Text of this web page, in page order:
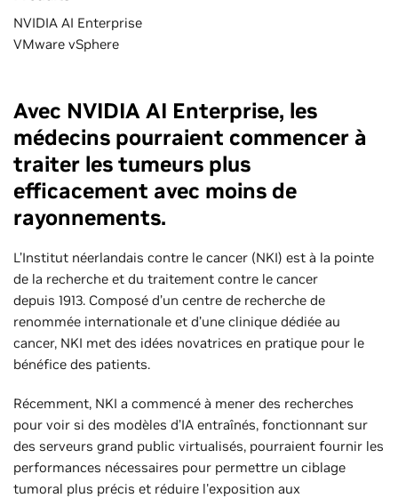
NVIDIA AI Enterprise
VMware vSphere
Avec NVIDIA AI Enterprise, les
médecins pourraient commencer à
traiter les tumeurs plus
efficacement avec moins de
rayonnements.
L’Institut néerlandais contre le cancer (NKI) est à la pointe
de la recherche et du traitement contre le cancer
depuis 1913. Composé d’un centre de recherche de
renommée internationale et d’une clinique dédiée au
cancer, NKI met des idées novatrices en pratique pour le
bénéfice des patients.
Récemment, NKI a commencé à mener des recherches
pour voir si des modèles d’IA entraînés, fonctionnant sur
des serveurs grand public virtualisés, pourraient fournir les
performances nécessaires pour permettre un ciblage
tumoral plus précis et réduire l'exposition aux